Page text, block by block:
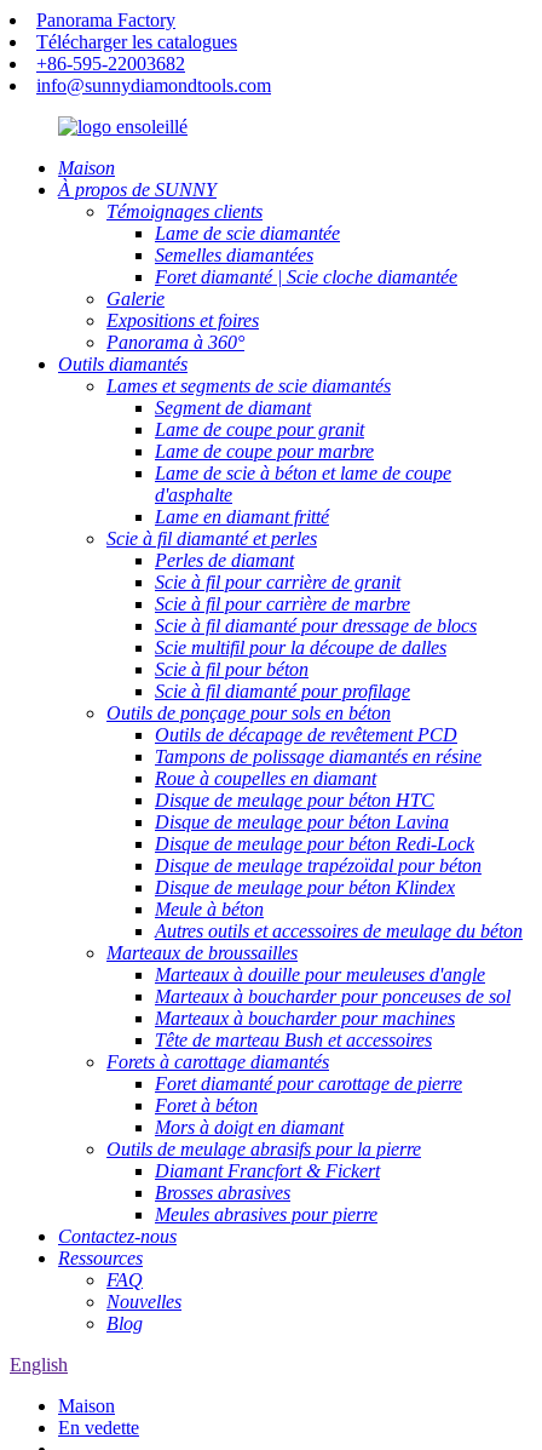
Panorama Factory
Télécharger les catalogues
+86-595-22003682
info@sunnydiamondtools.com
Maison
À propos de SUNNY
Témoignages clients
Lame de scie diamantée
Semelles diamantées
Foret diamanté | Scie cloche diamantée
Galerie
Expositions et foires
Panorama à 360°
Outils diamantés
Lames et segments de scie diamantés
Segment de diamant
Lame de coupe pour granit
Lame de coupe pour marbre
Lame de scie à béton et lame de coupe
d'asphalte
Lame en diamant fritté
Scie à fil diamanté et perles
Perles de diamant
Scie à fil pour carrière de granit
Scie à fil pour carrière de marbre
Scie à fil diamanté pour dressage de blocs
Scie multifil pour la découpe de dalles
Scie à fil pour béton
Scie à fil diamanté pour profilage
Outils de ponçage pour sols en béton
Outils de décapage de revêtement PCD
Tampons de polissage diamantés en résine
Roue à coupelles en diamant
Disque de meulage pour béton HTC
Disque de meulage pour béton Lavina
Disque de meulage pour béton Redi-Lock
Disque de meulage trapézoïdal pour béton
Disque de meulage pour béton Klindex
Meule à béton
Autres outils et accessoires de meulage du béton
Marteaux de broussailles
Marteaux à douille pour meuleuses d'angle
Marteaux à boucharder pour ponceuses de sol
Marteaux à boucharder pour machines
Tête de marteau Bush et accessoires
Forets à carottage diamantés
Foret diamanté pour carottage de pierre
Foret à béton
Mors à doigt en diamant
Outils de meulage abrasifs pour la pierre
Diamant Francfort & Fickert
Brosses abrasives
Meules abrasives pour pierre
Contactez-nous
Ressources
FAQ
Nouvelles
Blog
English
Maison
En vedette